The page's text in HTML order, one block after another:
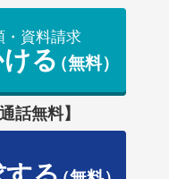
・資料請求
る（無料）
話無料】